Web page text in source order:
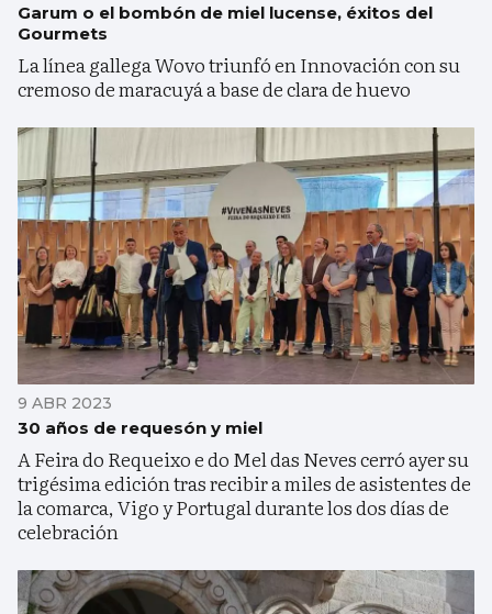
Garum o el bombón de miel lucense, éxitos del
Gourmets
La línea gallega Wovo triunfó en Innovación con su
cremoso de maracuyá a base de clara de huevo
9 ABR 2023
30 años de requesón y miel
A Feira do Requeixo e do Mel das Neves cerró ayer su
trigésima edición tras recibir a miles de asistentes de
la comarca, Vigo y Portugal durante los dos días de
celebración